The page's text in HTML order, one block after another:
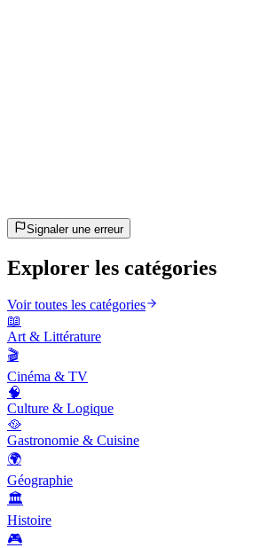
Signaler une erreur
Explorer les catégories
Voir toutes les catégories
📖
Art & Littérature
🎬
Cinéma & TV
🧠
Culture & Logique
🥘
Gastronomie & Cuisine
🌍
Géographie
🏛️
Histoire
🎮